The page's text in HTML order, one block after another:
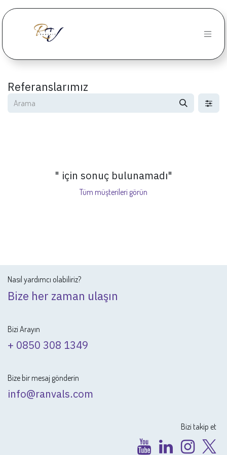
İçereği Atla
Referanslarımız
" için sonuç bulunamadı"
Tüm müşterileri görün
Nasıl yardımcı olabiliriz?
Bize her zaman ulaşın
Bizi Arayın
+ 0850 308 1349
Bize bir mesaj gönderin
info@ranvals.com
Bizi takip et